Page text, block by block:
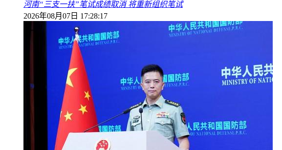
河南“三支一扶”笔试成绩取消 将重新组织笔试
2026年08月07日 17:28:17